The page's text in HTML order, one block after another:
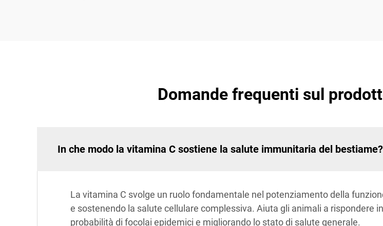
Domande frequenti sul
In che modo la vitamina C sostiene la salute immunitaria del bestiame?
La vitamina C svolge un ruolo fondamentale nel potenziamento della
e sostenendo la salute cellulare complessiva. Aiuta gli animali a rispondere
probabilità di focolai epidemici e migliorando lo stato di salute generale.